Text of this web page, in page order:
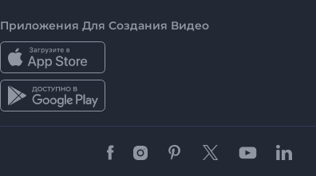
Приложения Для Создания Видео